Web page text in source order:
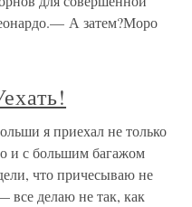
А затем?Моро
я приехал не только
и с большим багажом
что причесываю не
все делаю не так, как